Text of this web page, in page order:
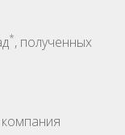
*, полученных